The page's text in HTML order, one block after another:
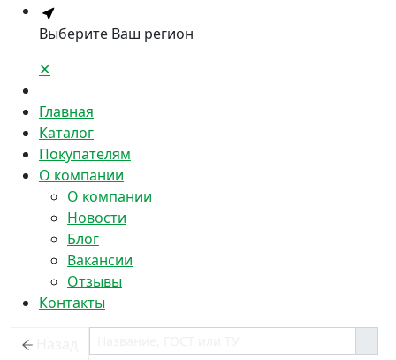
Выберите Ваш регион
✕
Главная
Каталог
Покупателям
О компании
О компании
Новости
Блог
Вакансии
Отзывы
Контакты